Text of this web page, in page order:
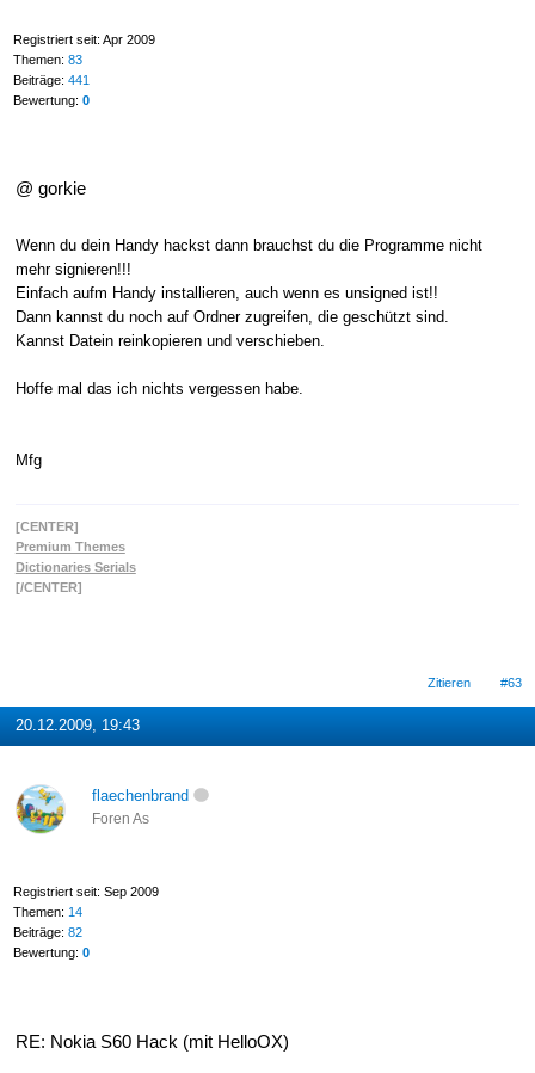
Registriert seit: Apr 2009
Themen: 83
Beiträge: 441
Bewertung: 0
@ gorkie
Wenn du dein Handy hackst dann brauchst du die Programme nicht
mehr signieren!!!
Einfach aufm Handy installieren, auch wenn es unsigned ist!!
Dann kannst du noch auf Ordner zugreifen, die geschützt sind.
Kannst Datein reinkopieren und verschieben.
Hoffe mal das ich nichts vergessen habe.
Mfg
[CENTER]
Premium Themes
Dictionaries Serials
[/CENTER]
Zitieren #63
20.12.2009, 19:43
flaechenbrand
Foren As
Registriert seit: Sep 2009
Themen: 14
Beiträge: 82
Bewertung: 0
RE: Nokia S60 Hack (mit HelloOX)